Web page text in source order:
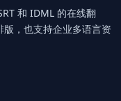
和 IDML 的在线翻
，也支持企业多语言资